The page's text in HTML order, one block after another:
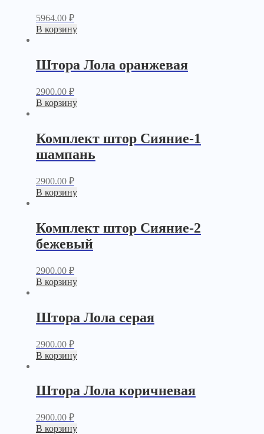
5964.00 ₽
В корзину
Штора Лола оранжевая
2900.00 ₽
В корзину
Комплект штор Сияние-1
шампань
2900.00 ₽
В корзину
Комплект штор Сияние-2
бежевый
2900.00 ₽
В корзину
Штора Лола серая
2900.00 ₽
В корзину
Штора Лола коричневая
2900.00 ₽
В корзину